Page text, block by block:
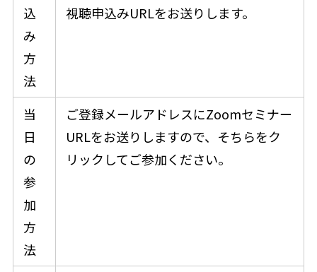
込
み
方
法
視聴申込みURLをお送りします。
当
日
の
参
加
方
法
ご登録メールアドレスにZoomセミナー
URLをお送りしますので、そちらをク
リックしてご参加ください。